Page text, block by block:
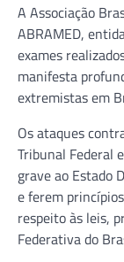
A Associação
ABRAMED,
exames
manifesta
extremistas em
Os ataques
Tribunal Federal
grave ao Estado
e ferem
respeito às leis,
Federativa do